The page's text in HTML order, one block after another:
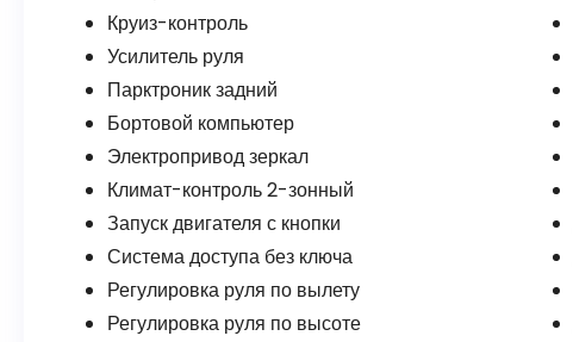
Круиз-контроль
Усилитель руля
Парктроник задний
Бортовой компьютер
Электропривод зеркал
Климат-контроль 2-зонный
Запуск двигателя с кнопки
Система доступа без ключа
Регулировка руля по вылету
Регулировка руля по высоте